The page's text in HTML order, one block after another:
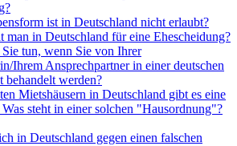
ist in Deutschland nicht erlaubt?
man in Deutschland für eine Ehescheidung?
Sie tun, wenn Sie von Ihrer
Ihrem Ansprechpartner in einer deutschen
behandelt werden?
Mietshäusern in Deutschland gibt es eine
steht in einer solchen "Hausordnung"?
in Deutschland gegen einen falschen